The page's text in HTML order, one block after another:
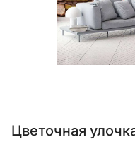
Цветочная